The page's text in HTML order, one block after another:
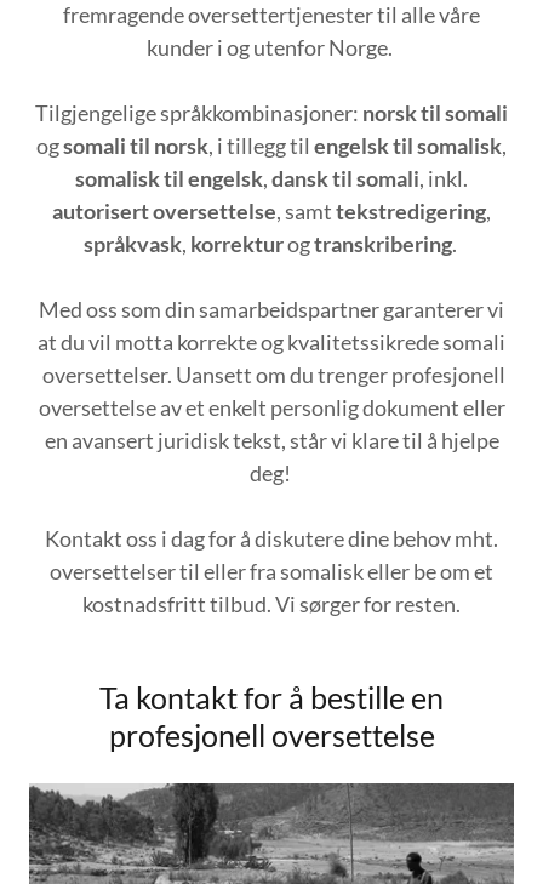
fremragende oversettertjenester til alle våre
kunder i og utenfor Norge.
Tilgjengelige språkkombinasjoner: norsk til somali
ogsomali til norsk, i tillegg til engelsk til somalisk,
somalisk til engelsk,dansk til somali, inkl.
autorisert oversettelse, samttekstredigering,
språkvask, korrekturogtranskribering.
Med oss som din samarbeidspartner garanterer vi
at du vil motta korrekte og kvalitetssikrede somali
oversettelser. Uansett om du trenger profesjonell
oversettelse av et enkelt personlig dokument eller
en avansert juridisk tekst, står vi klare til å hjelpe
deg!
Kontakt oss i dag for å diskutere dine behov mht.
oversettelser til eller fra somalisk eller be om et
kostnadsfritt tilbud. Vi sørger for resten.
Ta kontakt for å bestille en
profesjonell oversettelse